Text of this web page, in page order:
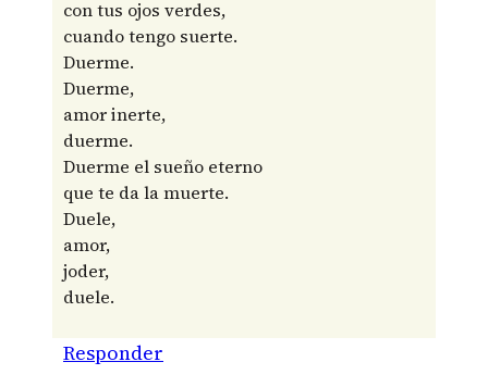
con tus ojos verdes,
cuando tengo suerte.
Duerme.
Duerme,
amor inerte,
duerme.
Duerme el sueño eterno
que te da la muerte.
Duele,
amor,
joder,
duele.
Responder